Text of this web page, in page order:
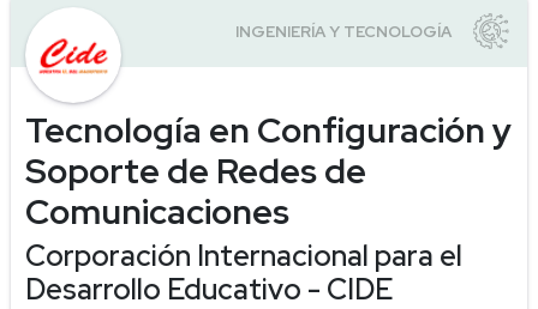
Tecnología en Configuración y
Soporte de Redes de
Comunicaciones
Corporación Internacional para el
Desarrollo Educativo - CIDE